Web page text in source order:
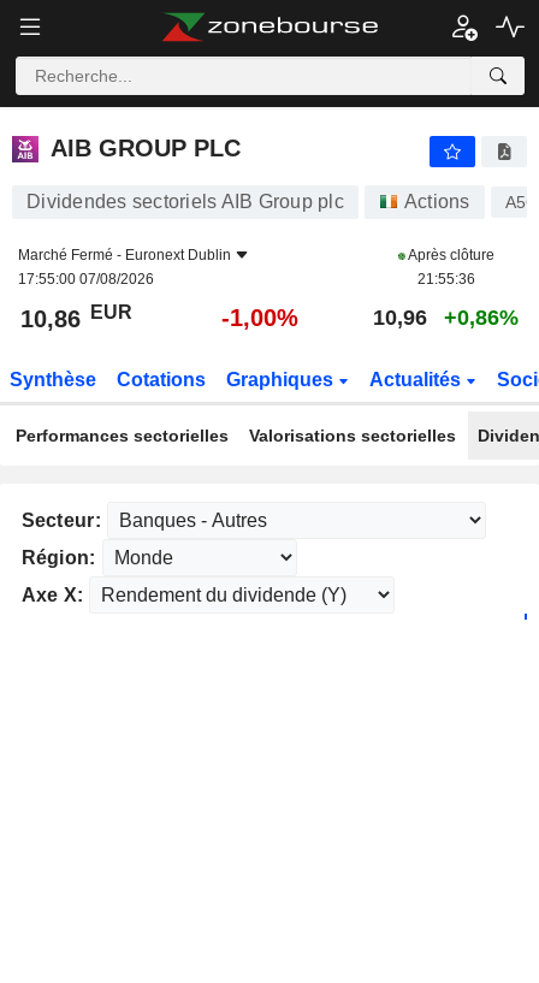
AIB GROUP PLC
AIB GROUP PLC
Dividendes sectoriels AIB Group plc Actions A5G
Marché Fermé - Euronext Dublin
17:55:00 07/08/2026
Après clôture
21:55:36
10,86 EUR -1,00% 10,96 +0,86%
Synthèse Cotations Graphiques Actualités
Performances sectorielles Valorisations sectorielles
Secteur:
Région:
Axe X: